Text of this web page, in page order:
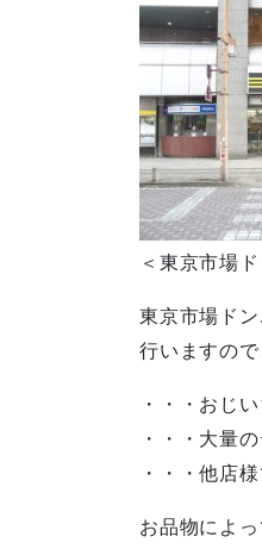
＜東京市場
東京市場ド
行いますの
・・・おじ
・・・大量
・・・他店
お品物によ